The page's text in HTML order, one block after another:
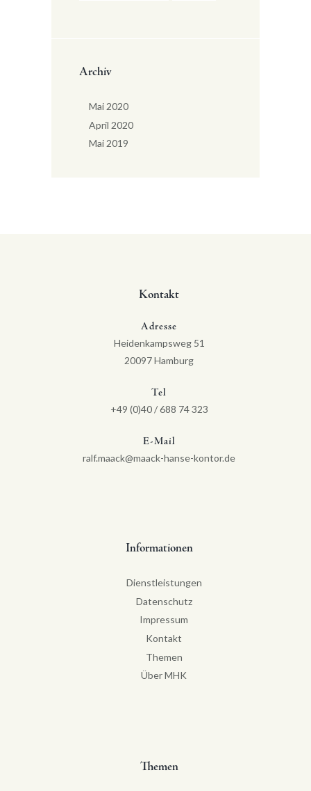
Archiv
Mai 2020
April 2020
Mai 2019
Kontakt
Adresse
Heidenkampsweg 51
20097 Hamburg
Tel
+49 (0)40 / 688 74 323
E-Mail
ralf.maack@maack-hanse-kontor.de
Informationen
Dienstleistungen
Datenschutz
Impressum
Kontakt
Themen
Über MHK
Themen